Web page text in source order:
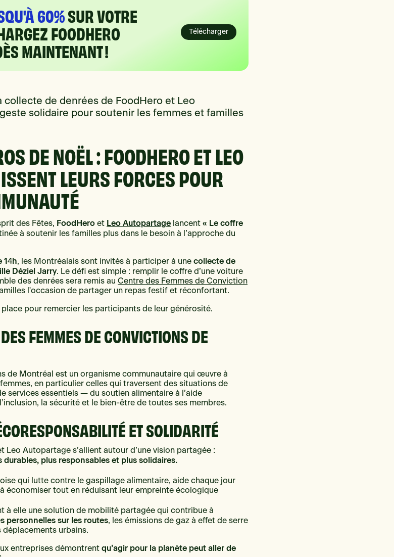
60%SUR VOTRE
FOODHERO
MAINTENANT !
Télécharger
collecte de denrées de FoodHero et Leo
solidaire pour soutenir les femmes et familles
DE NOËL : FOODHERO ET LEO
LEURS FORCES POUR
des Fêtes, FoodHero et Leo Autopartage lancent « Le coffre
à soutenir les familles plus dans le besoin à l’approche du
14h, les Montréalais sont invités à participer à une collecte de
Déziel Jarry. Le défi est simple : remplir le coffre d’une voiture
des denrées sera remis au Centre des Femmes de Conviction
l'occasion de partager un repas festif et réconfortant.
pour remercier les participants de leur générosité.
FEMMES DE CONVICTIONS DE
de Montréal est un organisme communautaire qui œuvre à
en particulier celles qui traversent des situations de
services essentiels — du soutien alimentaire à l’aide
la sécurité et le bien-être de toutes ses membres.
ET SOLIDARITÉ
Leo Autopartage s’allient autour d’une vision partagée :
plus responsables et plus solidaires.
qui lutte contre le gaspillage alimentaire, aide chaque jour
économiser tout en réduisant leur empreinte écologique
à elle une solution de mobilité partagée qui contribue à
personnelles sur les routes, les émissions de gaz à effet de serre
déplacements urbains.
entreprises démontrent qu’agir pour la planète peut aller de